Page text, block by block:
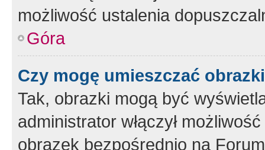
możliwość ustalenia
Góra
Czy mogę umieszczać
Tak, obrazki mogą być
administrator włączył
obrazek bezpośrednio na